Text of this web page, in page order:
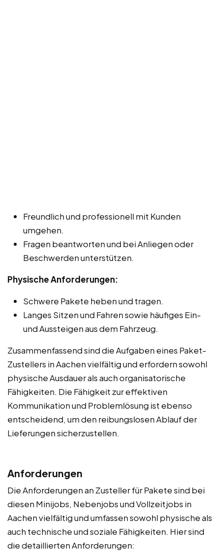
Freundlich und professionell mit Kunden
umgehen.
Fragen beantworten und bei Anliegen oder
Beschwerden unterstützen.
Physische Anforderungen:
Schwere Pakete heben und tragen.
Langes Sitzen und Fahren sowie häufiges Ein-
und Aussteigen aus dem Fahrzeug.
Zusammenfassend sind die Aufgaben eines Paket-
Zustellers in Aachen vielfältig und erfordern sowohl
physische Ausdauer als auch organisatorische
Fähigkeiten. Die Fähigkeit zur effektiven
Kommunikation und Problemlösung ist ebenso
entscheidend, um den reibungslosen Ablauf der
Lieferungen sicherzustellen.
Anforderungen
Die Anforderungen an Zusteller für Pakete sind bei
diesen Minijobs, Nebenjobs und Vollzeitjobs in
Aachen vielfältig und umfassen sowohl physische als
auch technische und soziale Fähigkeiten. Hier sind
die detaillierten Anforderungen: